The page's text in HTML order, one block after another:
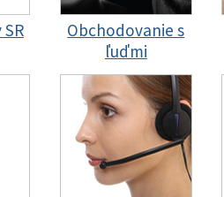
Obchodovanie s
ľuďmi